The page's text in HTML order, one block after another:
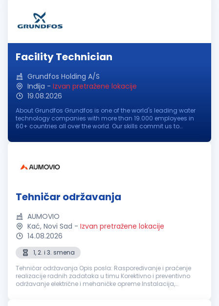
Facility Technician
Grundfos Holding A/S
Inđija - Izvan pretražene lokacije
19.08.2026
About Grundfos Grundfos is one of the world's leading water
technology companies with more than 19.000 employees in
60+ countries all over the world. Our skills commit us to
challenges and improve...
Tehničar održavanja
AUMOVIO
Kać, Novi Sad - Izvan pretražene lokacije
14.08.2026
1, 2. i 3. smena
Tehničar održavanja Opis posla: Raspoređivanje i praćenje
realizacije radnih zadataka u timu Korektivno i preventivno
održavanje električne i mehaničke opreme Instalacija,